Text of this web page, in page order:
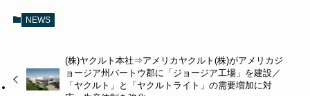
NEWS
(株)ヤクルト本社⇒アメリカヤクルト(株)がアメリカジ
ョージア州バートウ郡に「ジョージア工場」を建設／
「ヤクルト」と「ヤクルトライト」の需要増加に対